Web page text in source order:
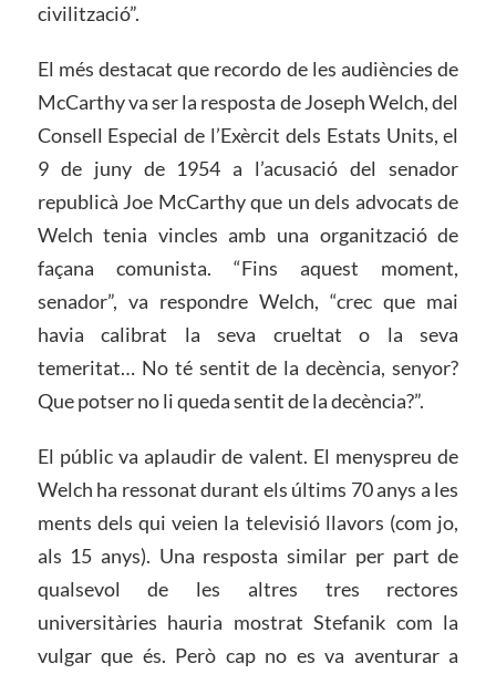
civilització”.
El més destacat que recordo de les audiències de
McCarthy va ser la resposta de Joseph Welch, del
Consell Especial de l’Exèrcit dels Estats Units, el
9 de juny de 1954 a l’acusació del senador
republicà Joe McCarthy que un dels advocats de
Welch tenia vincles amb una organització de
façana comunista. “Fins aquest moment,
senador”, va respondre Welch, “crec que mai
havia calibrat la seva crueltat o la seva
temeritat… No té sentit de la decència, senyor?
Que potser no li queda sentit de la decència?”.
El públic va aplaudir de valent. El menyspreu de
Welch ha ressonat durant els últims 70 anys a les
ments dels qui veien la televisió llavors (com jo,
als 15 anys). Una resposta similar per part de
qualsevol de les altres tres rectores
universitàries hauria mostrat Stefanik com la
vulgar que és. Però cap no es va aventurar a